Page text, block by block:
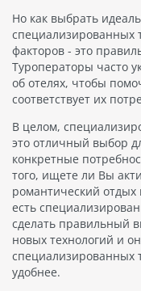
Но как выбрать
специализированных
факторов - это
Туроператоры часто
об отелях, чтобы
соответствует их
В целом,
это отличный выбор
конкретные
того, ищете ли Вы
романтический отдых
есть
сделать правильный
новых технологий и
специализированных
удобнее.